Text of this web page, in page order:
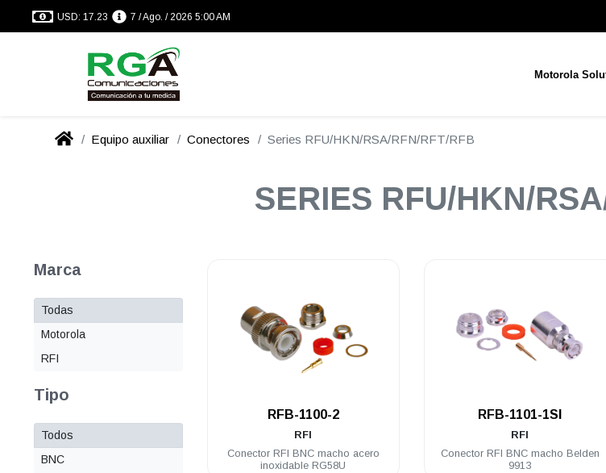
USD: 17.23 7 / Ago. / 2026 5:00 AM
Motorola
Equipo auxiliar Conectores Series RFU/HKN/RSA/RFN/RFT/RFB
SERIES RFU/HKN/
Marca
Todas
Motorola
RFI
Tipo
Todos
BNC
RFB-1100-2
RFI
Conector RFI BNC macho acero
inoxidable RG58U
RFB-1101-1SI
RFI
Conector RFI BNC macho Belden
9913